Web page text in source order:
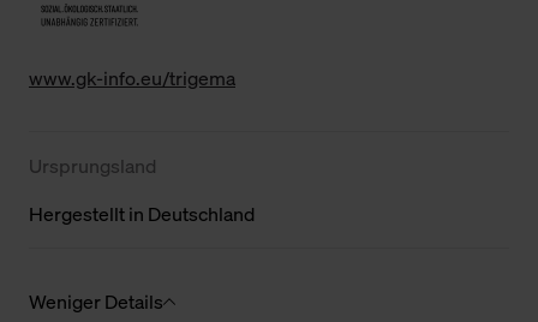
www.gk-info.eu/trigema
Ursprungsland
Hergestellt in Deutschland
Weniger Details